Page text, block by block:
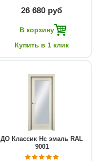
26 680 руб
В корзину
Купить в 1 клик
ДО Классик Нс эмаль RAL
9001